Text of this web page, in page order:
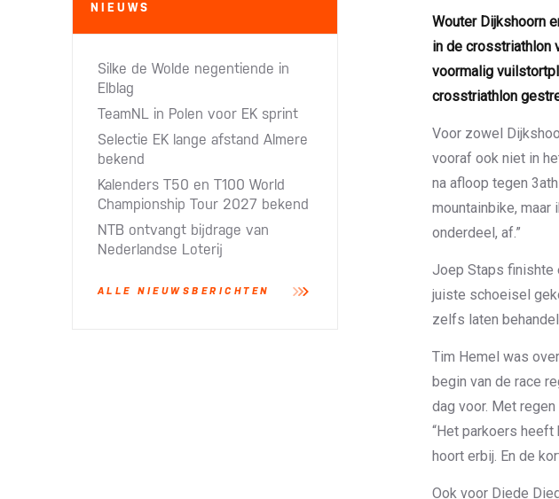
NIEUWS
Silke de Wolde negentiende in
Elblag
TeamNL in Polen voor EK sprint
Selectie EK lange afstand Almere
bekend
Kalenders T50 en T100 World
Championship Tour 2027 bekend
NTB ontvangt bijdrage van
Nederlandse Loterij​
ALLE NIEUWSBERICHTEN
Wouter Dijkshoorn
in de crosstriathlon
voormalig
crosstriathlon
Voor zowel
vooraf ook niet in
na afloop tegen
mountainbike,
onderdeel, af.”
Joep Staps finishte
juiste schoeisel
zelfs laten
Tim Hemel was
begin van de race
dag voor. Met
“Het parkoers
hoort erbij. En de
Ook voor Diede